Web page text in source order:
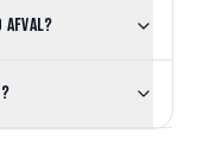
afval?